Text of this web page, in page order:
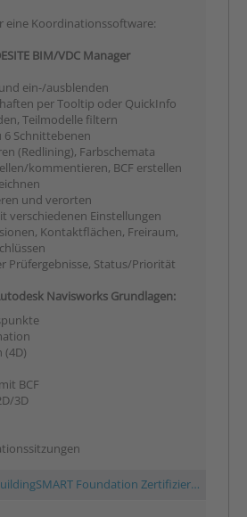
eine Koordinationssoftware:
BIM/VDC Manager
ein-/ausblenden
per Tooltip oder QuickInfo
Teilmodelle filtern
6 Schnittebenen
(Redlining), Farbschemata
kommentieren, BCF erstellen
und verorten
verschiedenen Einstellungen
Kontaktflächen, Freiraum,
Prüfergebnisse, Status/Priorität
Navisworks Grundlagen:
(4D)
BCF
3D
Foundation Zertifizierung | 0,5 Tag